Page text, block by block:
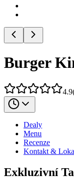
Burger
4.9
Dealy
Menu
Recenze
Kontakt &
Exkluzivní